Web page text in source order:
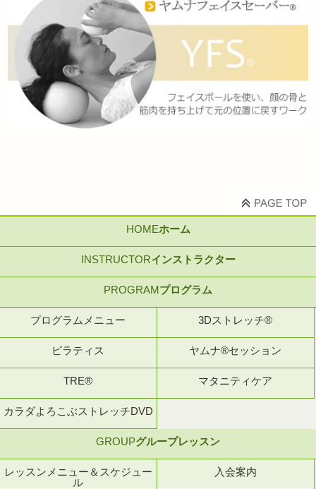
HOMEホーム
INSTRUCTORインストラクター
PROGRAMプログラム
プログラムメニュー 3Dストレッチ®
ピラティス ヤムナ®セッション
TRE® マタニティケア
カラダよろこぶストレッチDVD
GROUPグループレッスン
レッスンメニュー＆スケジュー
ル
入会案内